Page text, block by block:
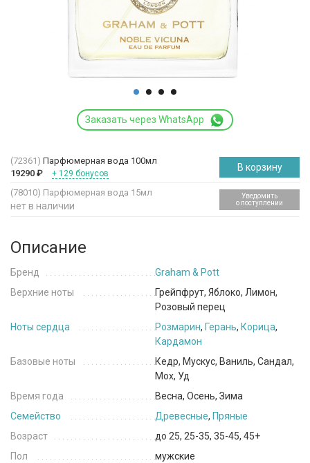
Заказать через WhatsApp
(72361) Парфюмерная вода 100мл
19290 ₽ + 129 бонусов
В корзину
(78010) Парфюмерная вода 15мл
нет в наличии
Уведомить
о поступлении
Описание
Бренд
Graham & Pott
Верхние ноты
Грейпфрут, Яблоко, Лимон,
Розовый перец
Ноты сердца
Розмарин, Герань, Корица,
Кардамон
Базовые ноты
Кедр, Мускус, Ваниль, Сандал,
Мох, Уд
Время года
Весна, Осень, Зима
Семейство
Древесные, Пряные
Возраст
до 25, 25-35, 35-45, 45+
Пол
мужские